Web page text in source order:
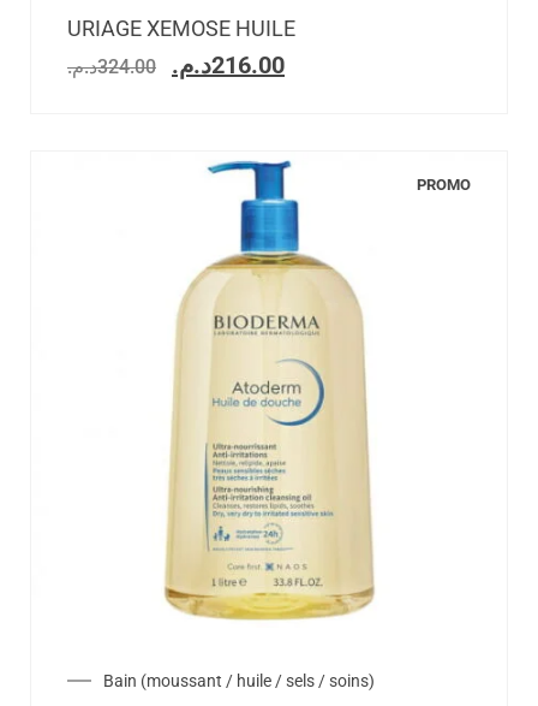
URIAGE XEMOSE HUILE
324.00د.م. 216.00د.م.
PROMO
Bain (moussant / huile / sels / soins)